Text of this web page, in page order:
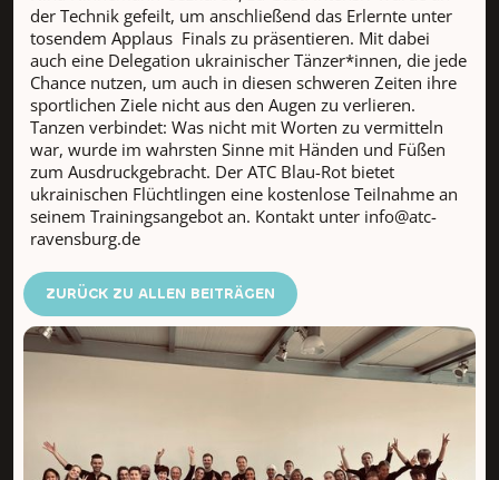
der Technik gefeilt, um anschließend das Erlernte unter
tosendem Applaus Finals zu präsentieren. Mit dabei
auch eine Delegation ukrainischer Tänzer*innen, die jede
Chance nutzen, um auch in diesen schweren Zeiten ihre
sportlichen Ziele nicht aus den Augen zu verlieren.
Tanzen verbindet: Was nicht mit Worten zu vermitteln
war, wurde im wahrsten Sinne mit Händen und Füßen
zum Ausdruckgebracht. Der ATC Blau-Rot bietet
ukrainischen Flüchtlingen eine kostenlose Teilnahme an
seinem Trainingsangebot an. Kontakt unter info@atc-
ravensburg.de
ZURÜCK ZU ALLEN BEITRÄGEN